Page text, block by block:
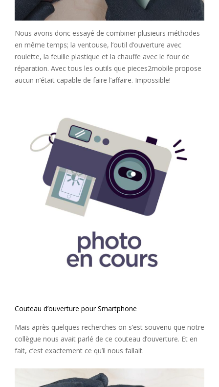
Nous avons donc essayé de combiner plusieurs méthodes
en même temps; la ventouse, l’outil d’ouverture avec
roulette, la feuille plastique et la chauffe avec le four de
réparation. Avec tous les outils que pieces2mobile propose
aucun n’était capable de faire l’affaire. Impossible!
Couteau d’ouverture pour Smartphone
Mais après quelques recherches on s’est souvenu que notre
collègue nous avait parlé de ce couteau d’ouverture. Et en
fait, c’est exactement ce qu’il nous fallait.